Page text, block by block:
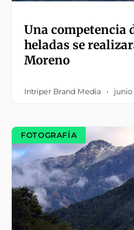
Una competencia
heladas se
Moreno
Intriper Brand Media junio
FOTOGRAFÍA